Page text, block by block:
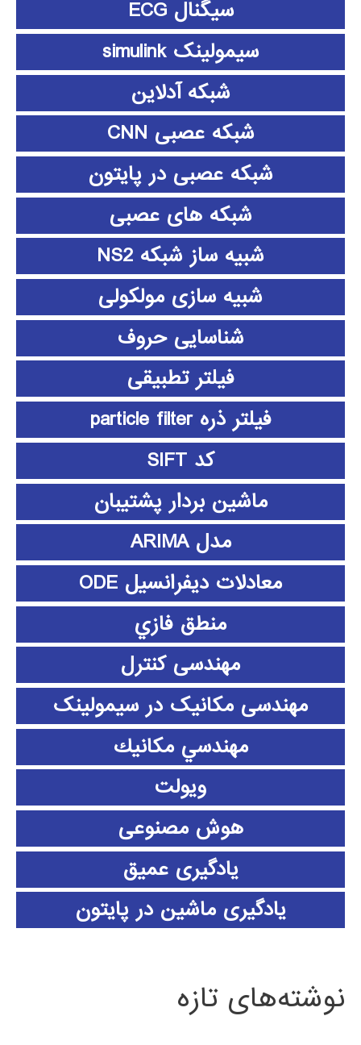
سیگنال ECG
سیمولینک simulink
شبکه آدلاین
شبکه عصبی CNN
شبکه عصبی در پایتون
شبکه های عصبی
شبیه ساز شبکه NS2
شبیه سازی مولکولی
شناسایی حروف
فیلتر تطبیقی
فیلتر ذره particle filter
کد SIFT
ماشین بردار پشتیبان
مدل ARIMA
معادلات دیفرانسیل ODE
منطق فازي
مهندسی کنترل
مهندسی مکانیک در سیمولینک
مهندسي مكانيك
ویولت
هوش مصنوعی
یادگیری عمیق
یادگیری ماشین در پایتون
نوشته‌های تازه